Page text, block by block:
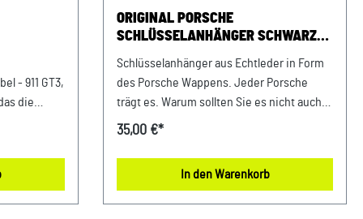
Sportwagen GmbH LandshutPorsche
Zentrum LandshutAlbert Einstein Straße
- 911 GT3,
die
einfängt.
ORIGINAL PORSCHE
SCHLÜSSELANHÄNGER SCHWARZ
Schlüsselanhänger aus Echtleder in Form
des Porsche Wappens. Jeder Porsche
trägt es. Warum sollten Sie es nicht auch
tragen. Details: Porsche
Leder, 42% Messing Made in Germany
Abmessungen: 80 mm x 41 mm x 8 mm
35,00 €*
In den Warenkorb